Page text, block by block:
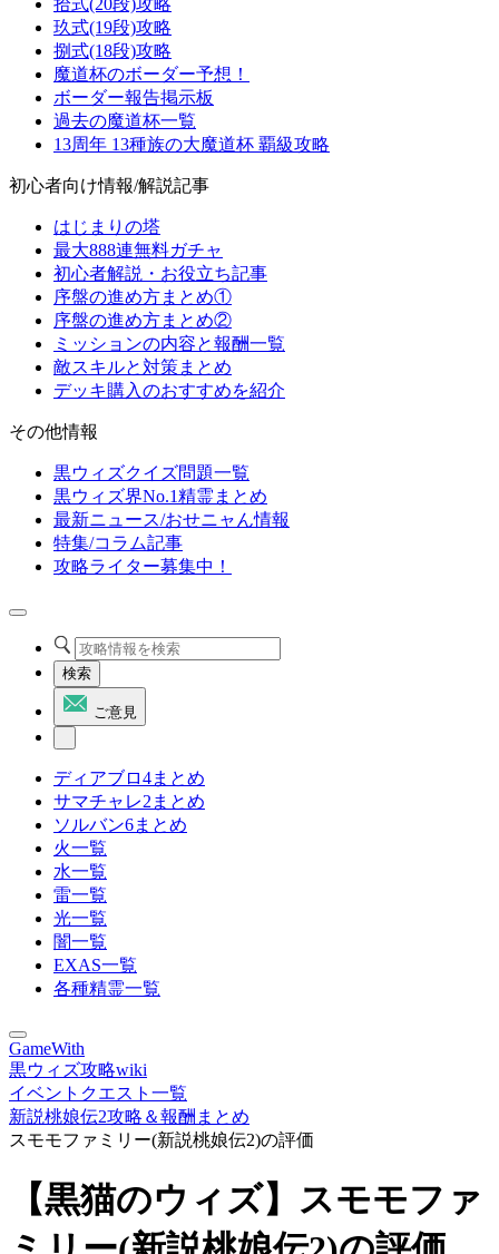
拾式(20段)攻略
玖式(19段)攻略
捌式(18段)攻略
魔道杯のボーダー予想！
ボーダー報告掲示板
過去の魔道杯一覧
13周年 13種族の大魔道杯 覇級攻略
初心者向け情報/解説記事
はじまりの塔
最大888連無料ガチャ
初心者解説・お役立ち記事
序盤の進め方まとめ①
序盤の進め方まとめ②
ミッションの内容と報酬一覧
敵スキルと対策まとめ
デッキ購入のおすすめを紹介
その他情報
黒ウィズクイズ問題一覧
黒ウィズ界No.1精霊まとめ
最新ニュース/おせニャん情報
特集/コラム記事
攻略ライター募集中！
検索
ご意見
ディアブロ4まとめ
サマチャレ2まとめ
ソルバン6まとめ
火一覧
水一覧
雷一覧
光一覧
闇一覧
EXAS一覧
各種精霊一覧
GameWith
黒ウィズ攻略wiki
イベントクエスト一覧
新説桃娘伝2攻略＆報酬まとめ
スモモファミリー(新説桃娘伝2)の評価
【黒猫のウィズ】スモモファ